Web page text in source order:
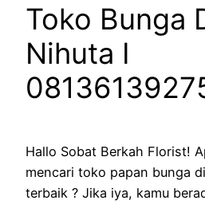
Toko Bunga
Nihuta I
Hallo Sobat Berkah Florist!
mencari toko papan bunga
terbaik ? Jika iya, kamu